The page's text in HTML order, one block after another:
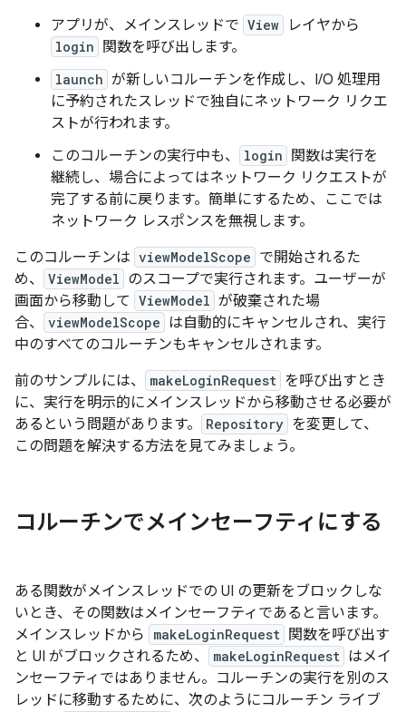
アプリが、メインスレッドで View レイヤから
login 関数を呼び出します。
launch が新しいコルーチンを作成し、I/O 処理用
に予約されたスレッドで独自にネットワーク リクエ
ストが行われます。
このコルーチンの実行中も、
login
関数は実行を
継続し、場合によってはネットワーク リクエストが
完了する前に戻ります。簡単にするため、ここでは
ネットワーク レスポンスを無視します。
このコルーチンは viewModelScope で開始されるた
め、
ViewModel のスコープで実行されます。ユーザーが
画面から移動して ViewModel が破棄された場
合、
viewModelScope は自動的にキャンセルされ、実行
中のすべてのコルーチンもキャンセルされます。
前のサンプルには、
makeLoginRequest を呼び出すとき
に、実行を明示的にメインスレッドから移動させる必要が
あるという問題があります。
Repository を変更して、
この問題を解決する方法を見てみましょう。
コルーチンでメインセーフティにする
ある関数がメインスレッドでの UI の更新をブロックしな
いとき、その関数はメインセーフティ であると言います。
メインスレッドから
makeLoginRequest 関数を呼び出す
と UI がブロックされるため、
makeLoginRequest はメイ
ンセーフティではありません。コルーチンの実行を別のス
レッドに移動するために、次のようにコルーチン ライブ